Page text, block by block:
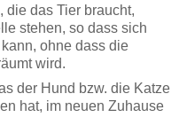
die das Tier braucht,
stehen, so dass sich
ohne dass die
wird.
der Hund bzw. die Katze
hat, im neuen Zuhause